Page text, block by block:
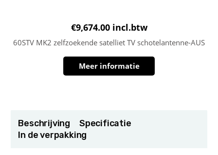
€9,674.00 incl.btw
60STV MK2 zelfzoekende satelliet TV schotelantenne-AUS
Meer informatie
Beschrijving
Specificatie
In de verpakking